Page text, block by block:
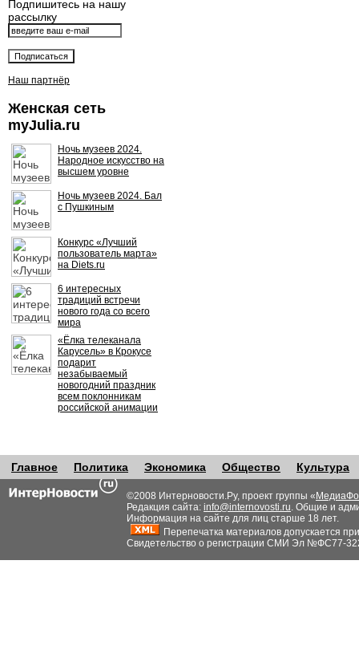
Подпишитесь на нашу
рассылку
Наш партнёр
Женская сеть
myJulia.ru
Ночь музеев 2024.
Народное искусство на
высшем уровне
Ночь музеев 2024. Бал
с Пушкиным
Конкурс «Лучший
пользователь марта»
на Diets.ru
6 интересных
традиций встречи
нового года со всего
мира
«Ёлка телеканала
Карусель» в Крокусе
подарит
незабываемый
новогодний праздник
всем поклонникам
российской анимации
Главное Политика Экономика Общество Культура
©2008 Интерновости.Ру, проект группы «
Редакция сайта: info@internovosti.ru. Общие и
Информация на сайте для лиц старше 18 лет.
Перепечатка материалов допускается
Свидетельство о регистрации СМИ Эл №ФС77-